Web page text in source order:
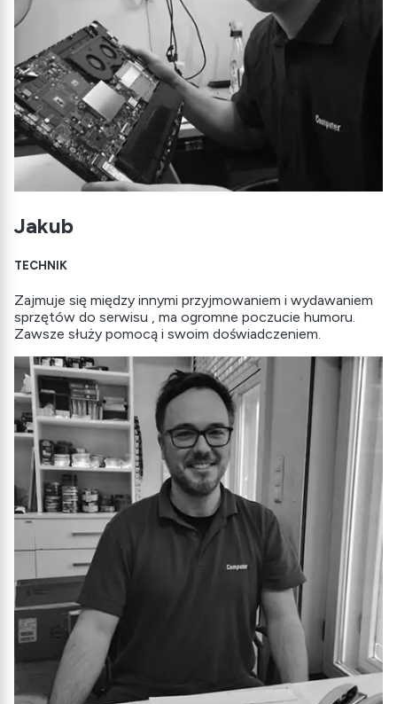
Jakub
TECHNIK
Zajmuje się między innymi przyjmowaniem i wydawaniem
sprzętów do serwisu , ma ogromne poczucie humoru.
Zawsze służy pomocą i swoim doświadczeniem.